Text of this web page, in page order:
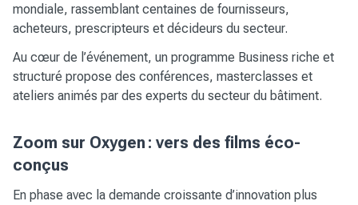
mondiale, rassemblant centaines de fournisseurs,
acheteurs, prescripteurs et décideurs du secteur.
Au cœur de l’événement, un programme Business riche et
structuré propose des conférences, masterclasses et
ateliers animés par des experts du secteur du bâtiment.
Zoom sur Oxygen : vers des films éco-
conçus
En phase avec la demande croissante d’innovation plus